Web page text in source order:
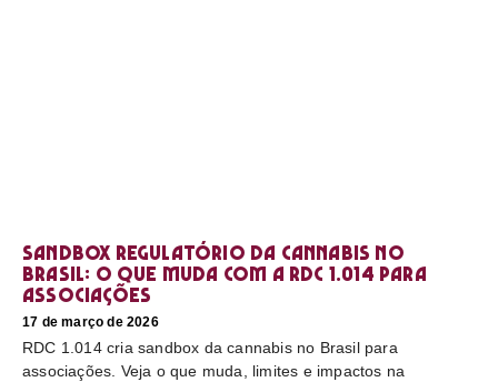
Sandbox regulatório da cannabis no
Brasil: o que muda com a RDC 1.014 para
associações
17 de março de 2026
RDC 1.014 cria sandbox da cannabis no Brasil para
associações. Veja o que muda, limites e impactos na